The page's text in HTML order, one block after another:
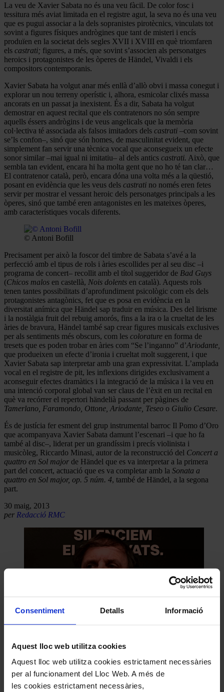
Consentiment Detalls Informació
Aquest lloc web utilitza cookies
Aquest lloc web utilitza cookies estrictament necessàries
per al funcionament del Lloc Web. A més de
les cookies estrictament necessàries,
La veu de Xavier Sabata no és una veu fàcil. De color fosc i
tessitura més aviat limitada en el registre agut, la seva no és una veu
que es pugui associar a la dels sopranistes pirotècnics, vinculats tot
sovint a figures físiques andrògines que tant de misteri i encís
produïen en la societat dels segles XVII i XVIII en què triomfaren
els castrati; figures, a més, que sovint s’associen als personatges
heroics i protagonistes de les òperes de Händel, Vivaldi i els
compositors contemporanis.
Xavier Sabata ha volgut anar més enllà d’allò obvi i massa conegut i
explorar un nou terreny operístic i, alhora, esmicolar clixés massa
ancorats en un passat ja inexistent. És a dir, Sabata ha volgut
demostrar en aquest recital que els contratenors no són sempre
aquells éssers andrògins i de veus angelicals que la memòria
col·lectiva té associada als falsos imitadors dels castrati –com sovint
se’ls confon–, sinó que són homes, de masculinitat evident, que
simplement fan servir una tècnica vocal que aconsegueix un efecte
sonor similar –mai igual ni imitatiu– al dels antics castrati. Això, que
sembla tan evident, encara hi ha molta gent que no ho té tan clar…
El contratenor català, però, encara dóna una volta més a la qüestió,
posant en evidència que les veus dels castrati no només eren fetes
servir per mostrar el vessant heroic dels personatges principals a les
òperes, sinó que també eren antagonistes en les mateixes òperes,
amb característiques vocals diferents.
© Antoni Bofill
Precisament per això la foscor del timbre de Sabata s’avé a la
perfecció amb el tipus de rols i àries escollides per al seu disc –i
programa de concert– recollit amb el títol suggeridor de Bad Guys
(Chicos malos en castellà, Nois dolents en català). Aquests rols
tenen tantes possibilitats d’aprofundiment psicològic com els dels
protagonistes antagònics, fet que es posa en evidència en la
diversitat anímica que Händel sap traduir en música. Des del lirisme
i la nostàlgia fruit del rebuig amorós, fins a la ira o la crueltat de les
àries de bravura, Händel també sap crear figures musicals exclusives
per als sentiments més obscurs, com les colorature en forma de
tresets que es poden trobar en àries com “Se l’inganno” d’Ariodante,
que produeixen un efecte d’ironia i crueltat molt suggerent, i que
Xavier Sabata sap interpretar amb una gran expressivitat. L’amplada
vocal en el registre de pit, les inflexions dirigides exclusivament a
aconseguir efectes dramàtics i la integració de la música i la veu en
una intenció corporal global van ser claus de l’èxit en un recital en
què va recórrer el repertori händelià passant per pàgines de
Tamerlano, Faramondo, Ottone, Ariodante, Teseo o Giulio Cesare.
És de justícia fer esment del grup instrumental barroc Il Pomo d’Oro
que acompanyava Xavier Sabata damunt l’escenari –i que ho fa
també al disc–, liderat per un grandíssim i precís violinista i
musicòleg, Riccardo Minasi, autor de la reconstrucció del Concert a
quattro en Sol major de Händel que es va interpretar a la primera
part del concert, actuació que es va completar amb la Sonata a
quattro en Sol major, op. 5 núm. 4, també de Händel, a la segona
part.
30 maig, 2013
per Redacció RMC